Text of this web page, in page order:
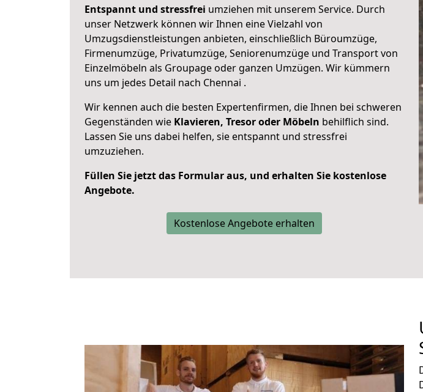
Entspannt und stressfrei umziehen mit unserem Service. Durch
unser Netzwerk können wir Ihnen eine Vielzahl von
Umzugsdienstleistungen anbieten, einschließlich Büroumzüge,
Firmenumzüge, Privatumzüge, Seniorenumzüge und Transport von
Einzelmöbeln als Groupage oder ganzen Umzügen. Wir kümmern
uns um jedes Detail nach Chennai .
Wir kennen auch die besten Expertenfirmen, die Ihnen bei schweren
Gegenständen wie Klavieren, Tresor oder Möbeln behilflich sind.
Lassen Sie uns dabei helfen, sie entspannt und stressfrei
umzuziehen.
Füllen Sie jetzt das Formular aus, und erhalten Sie kostenlose
Angebote.
Kostenlose Angebote erhalten